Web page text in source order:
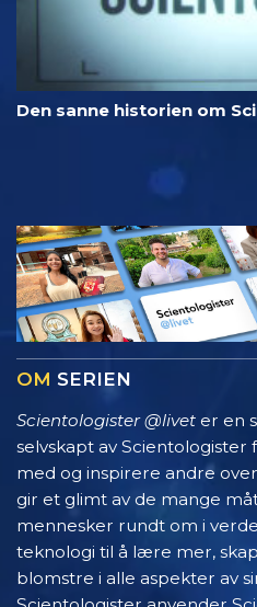
Den sanne historien om
OM SERIEN
Scientologister @livet er en
selvskapt av
med og inspirere andre
gir et glimt av de mange
mennesker rundt om i
teknologi til å lære mer,
blomstre i alle aspekter av